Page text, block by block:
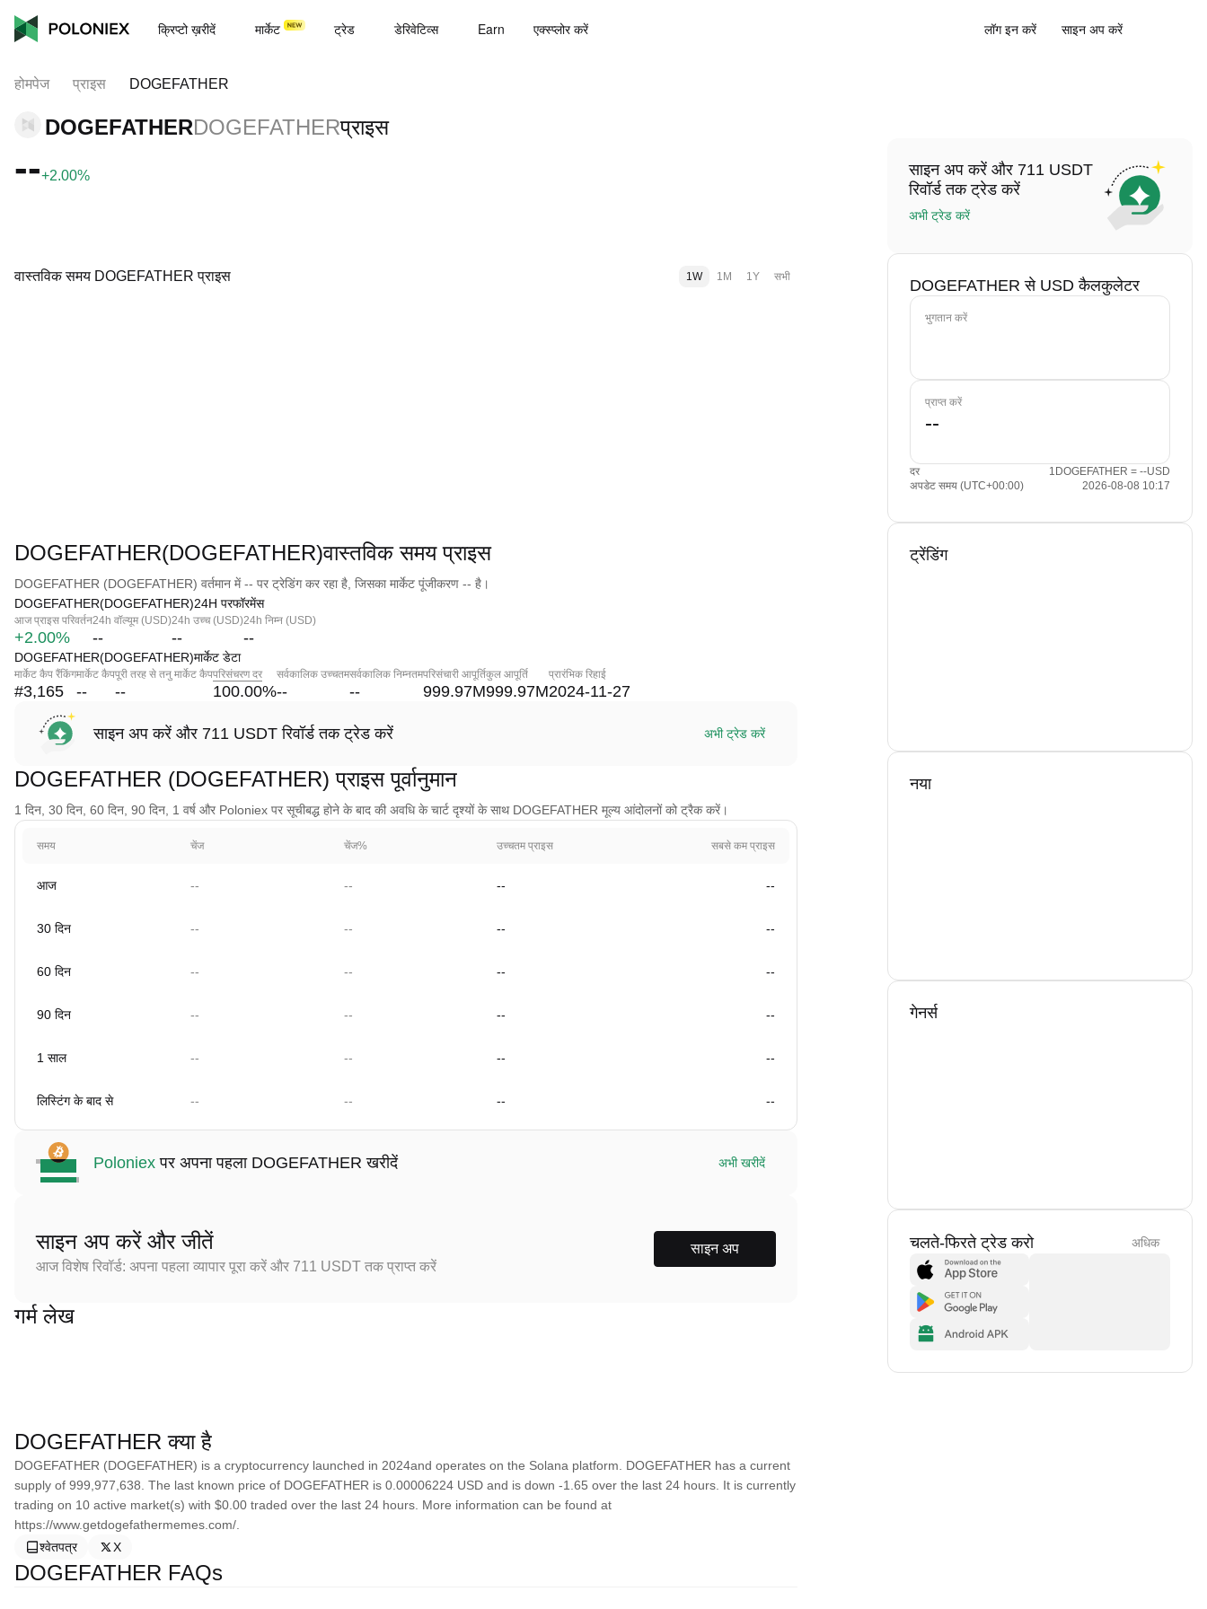
क्रिप्टो ख़रीदें मार्केट ट्रेड डेरिवेटिव्स Earn एक्स्प्लोर करें लॉग इन करें साइन अप करें
होमपेज प्राइस DOGEFATHER
DOGEFATHERDOGEFATHERप्राइस
--+2.00%
वास्तविक समय DOGEFATHER प्राइस 1W 1M 1Y सभी
DOGEFATHER(DOGEFATHER)वास्तविक समय प्राइस
DOGEFATHER (DOGEFATHER) वर्तमान में -- पर ट्रेडिंग कर रहा है, जिसका मार्केट पूंजीकरण -- है।
DOGEFATHER(DOGEFATHER)24H परफॉरमेंस
आज प्राइस परिवर्तन
+2.00%
24h वॉल्यूम (USD)
--
24h उच्च (USD)
--
24h निम्न (USD)
--
DOGEFATHER(DOGEFATHER)मार्केट डेटा
मार्केट कैप रैंकिंग
#3,165
मार्केट कैप
--
पूरी तरह से तनु मार्केट कैप
--
परिसंचरण दर
100.00%
सर्वकालिक उच्चतम
--
सर्वकालिक निम्नतम
--
परिसंचारी आपूर्ति
999.97M
कुल आपूर्ति
999.97M
प्रारंभिक रिहाई
2024-11-27
साइन अप करें और 711 USDT रिवॉर्ड तक ट्रेड करें अभी ट्रेड करें
DOGEFATHER (DOGEFATHER) प्राइस पूर्वानुमान
1 दिन, 30 दिन, 60 दिन, 90 दिन, 1 वर्ष और Poloniex पर सूचीबद्ध होने के बाद की अवधि के चार्ट दृश्यों के साथ DOGEFATHER मूल्य आंदोलनों को ट्रैक करें।
समय चेंज चेंज% उच्चतम प्राइस सबसे कम प्राइस
आज -- -- -- --
30 दिन -- -- -- --
60 दिन -- -- -- --
90 दिन -- -- -- --
1 साल -- -- -- --
लिस्टिंग के बाद से -- -- -- --
Poloniex पर अपना पहला DOGEFATHER खरीदें अभी खरीदें
साइन अप करें और जीतें
आज विशेष रिवॉर्ड: अपना पहला व्यापार पूरा करें और 711 USDT तक प्राप्त करें
साइन अप
गर्म लेख
DOGEFATHER क्या है
DOGEFATHER (DOGEFATHER) is a cryptocurrency launched in 2024and operates on the Solana platform. DOGEFATHER has a current
supply of 999,977,638. The last known price of DOGEFATHER is 0.00006224 USD and is down -1.65 over the last 24 hours. It is currently
trading on 10 active market(s) with $0.00 traded over the last 24 hours. More information can be found at
https://www.getdogefathermemes.com/.
श्वेतपत्र
X
DOGEFATHER FAQs
साइन अप करें और 711 USDT
रिवॉर्ड तक ट्रेड करें
अभी ट्रेड करें
DOGEFATHER से USD कैलकुलेटर
भुगतान करें
प्राप्त करें
दर
1DOGEFATHER = --USD
अपडेट समय (UTC+00:00)
2026-08-08 10:17
ट्रेंडिंग
नया
गेनर्स
चलते-फिरते ट्रेड करो अधिक